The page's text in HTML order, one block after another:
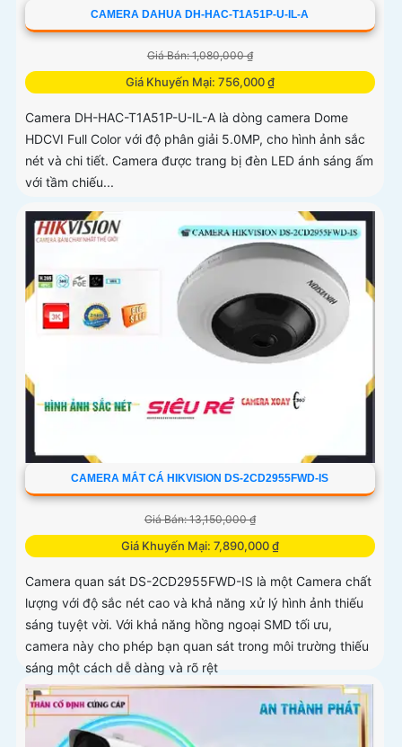
CAMERA DAHUA DH-HAC-T1A51P-U-IL-A
Giá Bán: 1,080,000 ₫
Giá Khuyến Mại: 756,000 ₫
Camera DH-HAC-T1A51P-U-IL-A là dòng camera Dome
HDCVI Full Color với độ phân giải 5.0MP, cho hình ảnh sắc
nét và chi tiết. Camera được trang bị đèn LED ánh sáng ấm
với tầm chiếu...
CAMERA MẮT CÁ HIKVISION DS-2CD2955FWD-IS
Giá Bán: 13,150,000 ₫
Giá Khuyến Mại: 7,890,000 ₫
Camera quan sát DS-2CD2955FWD-IS là một Camera chất
lượng với độ sắc nét cao và khả năng xử lý hình ảnh thiếu
sáng tuyệt vời. Với khả năng hồng ngoại SMD tối ưu,
camera này cho phép bạn quan sát trong môi trường thiếu
sáng một cách dễ dàng và rõ rệt